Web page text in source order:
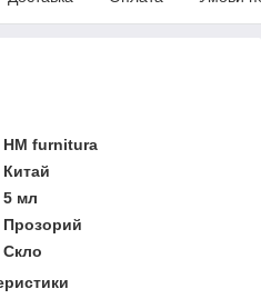
HM furnitura
Китай
5 мл
Прозорий
Скло